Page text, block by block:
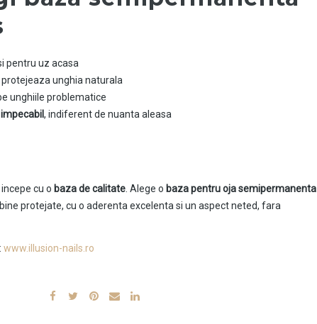
pentru uz acasa
unghia naturala
unghiile problematice
, indiferent de nuanta aleasa
cu o baza de calitate. Alege o baza pentru oja semipermanenta
protejate, cu o aderenta excelenta si un aspect neted, fara
www.illusion-nails.ro